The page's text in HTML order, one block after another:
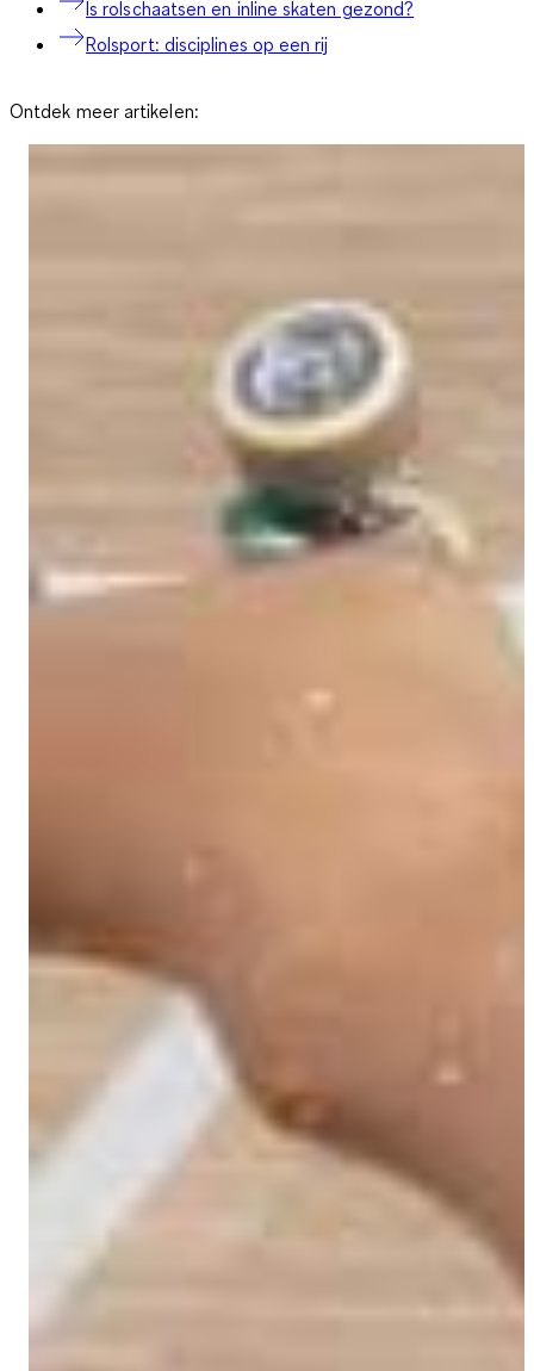
Is rolschaatsen en inline skaten gezond?
Rolsport: disciplines op een rij
Ontdek meer artikelen: